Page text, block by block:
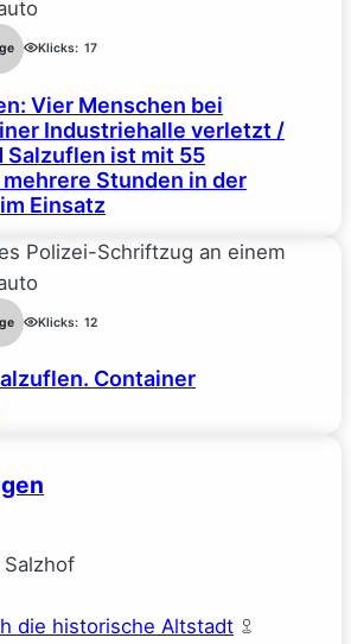
Klicks: 17
Vier Menschen bei
Industriehalle verletzt /
Salzuflen ist mit 55
Stunden in der
Einsatz
Klicks: 12
Container
Salzhof
die historische Altstadt